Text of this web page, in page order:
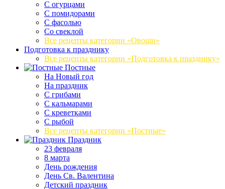
С огурцами
С помидорами
С фасолью
Со свеклой
Все рецепты категории «Овощи»
Подготовка к празднику
Все рецепты категории «Подготовка к празднику»
Постные
На Новый год
На праздник
С грибами
С кальмарами
С креветками
С рыбой
Все рецепты категории «Постные»
Праздник
23 февраля
8 марта
День рождения
День Св. Валентина
Детский праздник